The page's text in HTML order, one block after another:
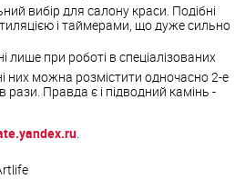
вибір для салону краси. Подібні
і таймерами, що дуже сильно
лише при роботі в спеціалізованих
них можна розмістити одночасно 2-е
рази. Правда є і підводний камінь -